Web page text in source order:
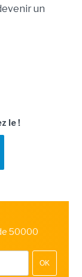
un
le !
50000
OK